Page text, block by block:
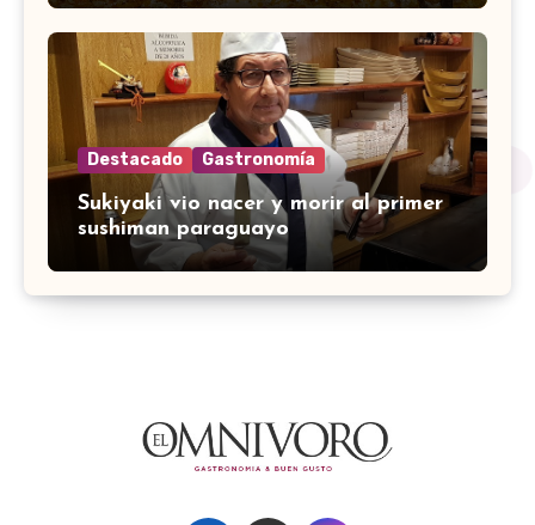
Destacado Gastronomía
Sukiyaki vio nacer y morir al primer
sushiman paraguayo